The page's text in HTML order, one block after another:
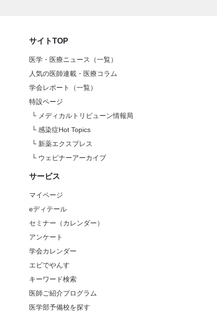
サイトTOP
医学・医療ニュース（一覧）
人気の医師連載・医療コラム
学会レポート（一覧）
特設ページ
└ メディカルトリビューン情報局
└ 感染症Hot Topics
└ 新薬エクスプレス
└ ウェビナーアーカイブ
サービス
マイページ
eディテール
セミナー（カレンダー）
アンケート
学会カレンダー
エビでやんす
キーワード検索
医師ご紹介プログラム
医学部予備校を探す